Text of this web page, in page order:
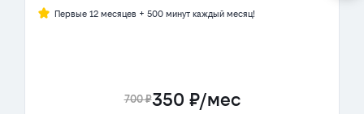
Первые 12 месяцев + 500 минут каждый месяц!
700 ₽350 ₽/мес